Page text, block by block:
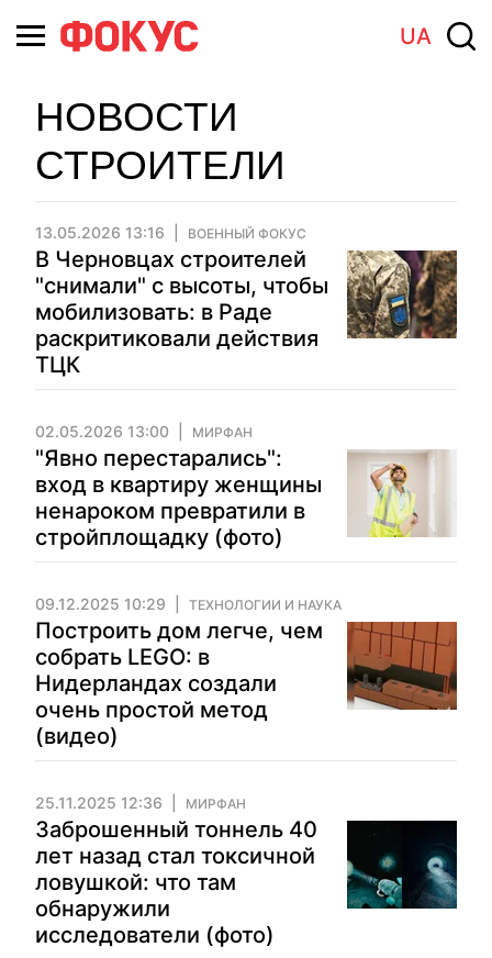
UA
НОВОСТИ
СТРОИТЕЛИ
13.05.2026 13:16 ВОЕННЫЙ ФОКУС
В Черновцах строителей
"снимали" с высоты, чтобы
мобилизовать: в Раде
раскритиковали действия
ТЦК
02.05.2026 13:00 МИРФАН
"Явно перестарались":
вход в квартиру женщины
ненароком превратили в
стройплощадку (фото)
09.12.2025 10:29 ТЕХНОЛОГИИ И НАУКА
Построить дом легче, чем
собрать LEGO: в
Нидерландах создали
очень простой метод
(видео)
25.11.2025 12:36 МИРФАН
Заброшенный тоннель 40
лет назад стал токсичной
ловушкой: что там
обнаружили
исследователи (фото)